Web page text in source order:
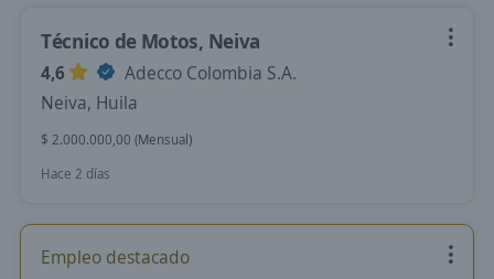
Técnico de Motos, Neiva
4,6
Adecco Colombia S.A.
Neiva, Huila
$ 2.000.000,00 (Mensual)
Hace 2 días
Empleo destacado